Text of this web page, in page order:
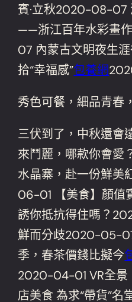
賓·立秋2020-08-07
——浙江百年水彩畫
07 內蒙古文明夜生涯
拾“幸福感”包養網
秀色可餐，細品青春
三伏到了，中秋還
來鬥麗，哪款你會
水晶寨，赴一份鮮
06-01 【美食】顏值
誘你抵抗得住嗎？
鮮而分歧2020-05-
季，春茶價錢比擬今
2020-04-01 VR全景
店美食 為求“帶貨”